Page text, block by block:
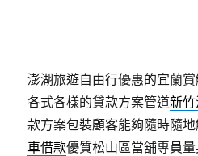
澎湖旅遊自由行優惠的宜蘭
各式各樣的貸款方案管道新
款方案包裝顧客能夠隨時隨
車借款優質松山區當舖專員